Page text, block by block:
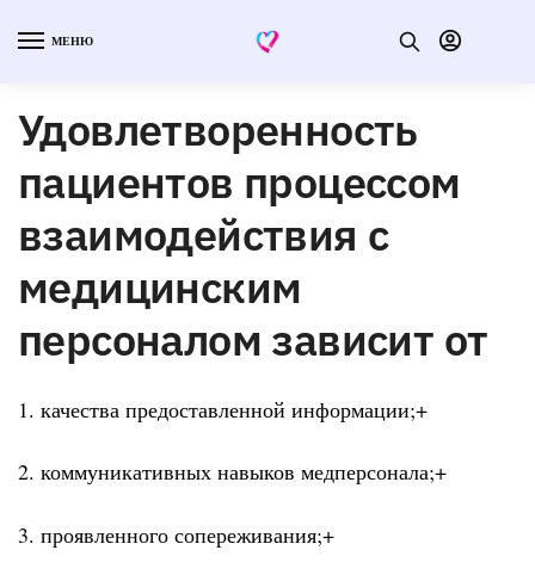
МЕНЮ
Удовлетворенность
пациентов процессом
взаимодействия с
медицинским
персоналом зависит от
1. качества предоставленной информации;+
2. коммуникативных навыков медперсонала;+
3. проявленного сопереживания;+